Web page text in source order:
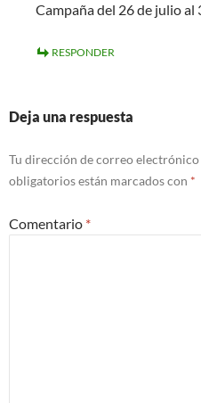
Campaña del 26 de julio al
RESPONDER
Deja una respuesta
Tu dirección de correo electrónico
obligatorios están marcados con *
Comentario *